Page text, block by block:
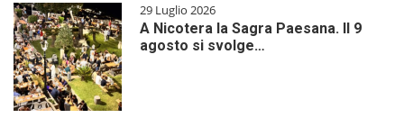
29 Luglio 2026
A Nicotera la Sagra Paesana. Il 9
agosto si svolge…